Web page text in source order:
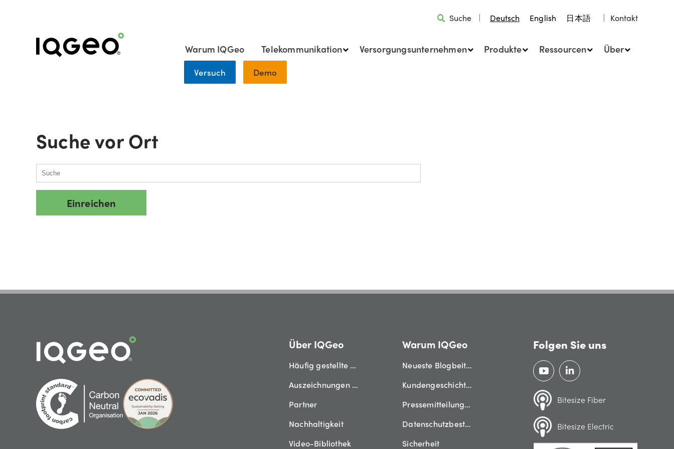
Suche Deutsch English 日本語 Kontakt
Warum IQGeo Telekommunikation Versorgungsunternehmen Produkte Ressourcen Über
Versuch Demo
Suche vor Ort
Einreichen
Über IQGeo
Häufig gestellte Fragen
Auszeichnungen der Industrie
Partner
Nachhaltigkeit
Video-Bibliothek
Warum IQGeo
Neueste Blogbeiträge
Kundengeschichten
Pressemitteilungen
Datenschutzbestimmungen
Sicherheit
Folgen Sie uns
Bitesize Fiber
Bitesize Electric